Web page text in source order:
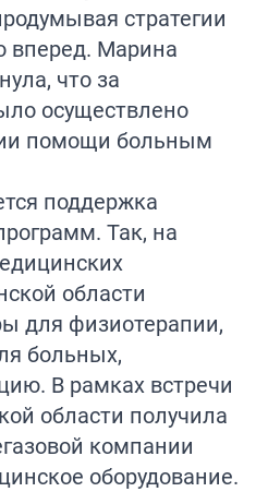
стратегии
вперед. Марина
что за
осуществлено
помощи больным
поддержка
Так, на
области
для физиотерапии,
больных,
В рамках встречи
области получила
компании
оборудование.